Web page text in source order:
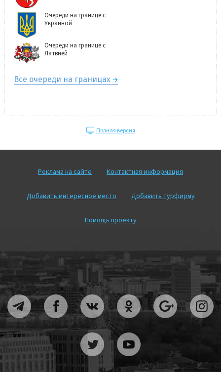
Очереди на границе с
Украиной
Очереди на границе с
Латвией
Все очереди на границах
Полная версия
Реклама на сайте Контактная информация
Добавить интересное место Добавить турфирму
Помощь проекту